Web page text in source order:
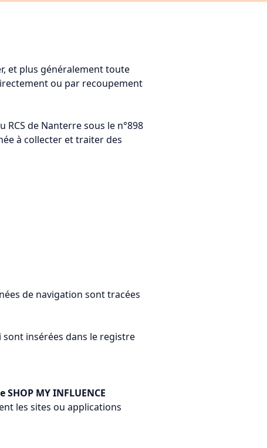
et plus généralement toute
ou par recoupement
RCS de Nanterre sous le n°898
à collecter et traiter des
de navigation sont tracées
insérées dans le registre
MY INFLUENCE
les sites ou applications